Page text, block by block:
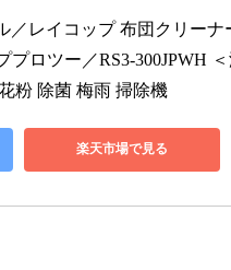
／レイコップ 布団クリーナ
ロツー／RS3-300JPWH
粉 除菌 梅雨 掃除機
楽天市場で見る